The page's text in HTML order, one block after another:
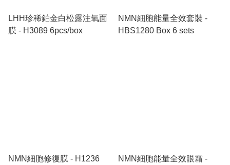
LHH珍稀鉑金白松露注氧面
膜 - H3089 6pcs/box
NMN細胞能量全效套裝 -
HBS1280 Box 6 sets
NMN細胞修復膜 - H1236
NMN細胞能量全效眼霜 -